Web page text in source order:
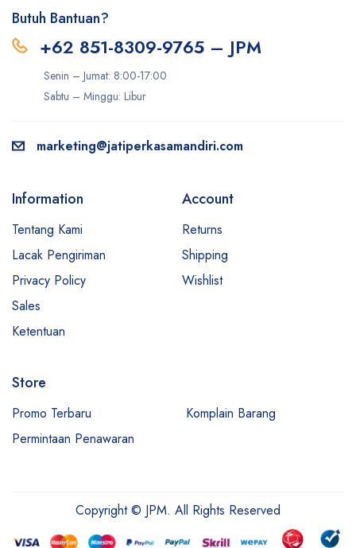
Butuh Bantuan?
+62 851-8309-9765 – JPM
Senin – Jumat: 8:00-17:00
Sabtu – Minggu: Libur
marketing@jatiperkasamandiri.com
Information
Tentang Kami
Lacak Pengiriman
Privacy Policy
Sales
Ketentuan
Account
Returns
Shipping
Wishlist
Store
Promo Terbaru
Komplain Barang
Permintaan Penawaran
Copyright © JPM. All Rights Reserved